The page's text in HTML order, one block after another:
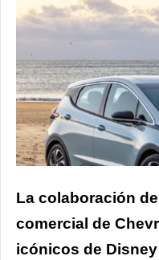
La colaboración
comercial de
icónicos de